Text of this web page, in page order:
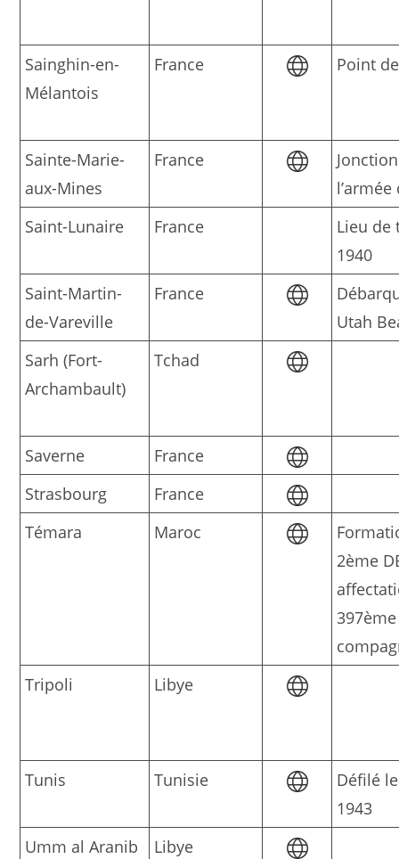
Sainghin-en-
Mélantois
France Point
Sainte-Marie-
aux-Mines
France
Saint-Lunaire
France
Lieu de
1940
Saint-Martin-
de-Vareville
France
Utah
Sarh (Fort-
Archambault)
Tchad
Saverne
France
Strasbourg
France
Témara
Maroc
2ème
397ème
Tripoli
Libye
Tunis Tunisie
Défilé
1943
Umm al Aranib
Libye